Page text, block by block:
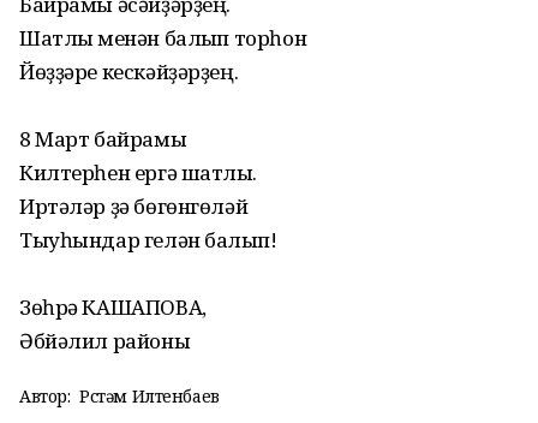
Шатлыҡ менән балҡып торһон
Йөҙҙәре кескәйҙәрҙең.
8 Март байрамы
Килтерһен ергә шатлыҡ.
Иртәләр ҙә бөгөнгөләй
Тыуһындар гелән балҡып!
Зөһрә КАШАПОВА,
Әбйәлил районы
Автор: Рөстәм Илтенбаев